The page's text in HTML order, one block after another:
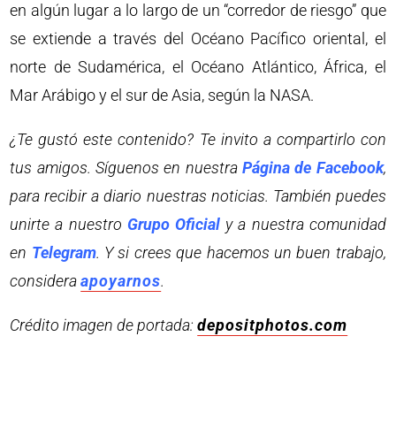
en algún lugar a lo largo de un “corredor de riesgo” que
se extiende a través del Océano Pacífico oriental, el
norte de Sudamérica, el Océano Atlántico, África, el
Mar Arábigo y el sur de Asia, según la NASA.
¿Te gustó este contenido? Te invito a compartirlo con
tus amigos. Síguenos en nuestraPágina de Facebook,
para recibir a diario nuestras noticias. También puedes
unirte a nuestro Grupo Oficial y a nuestra comunidad
en Telegram. Y si crees que hacemos un buen trabajo,
consideraapoyarnos.
Crédito imagen de portada:depositphotos.com